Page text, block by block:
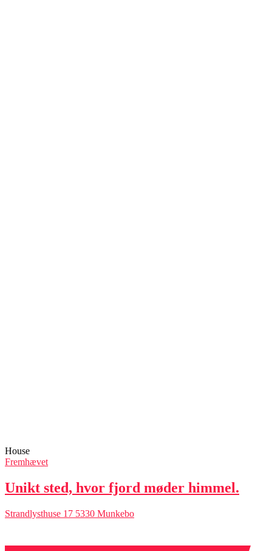
House
Fremhævet
Unikt sted, hvor fjord møder himmel.
Strandlysthuse 17 5330 Munkebo